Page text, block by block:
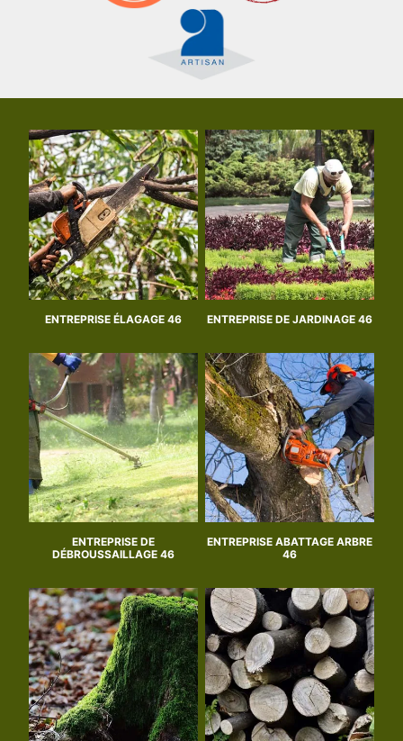
ENTREPRISE ÉLAGAGE 46 ENTREPRISE DE JARDINAGE 46
ENTREPRISE DE
DÉBROUSSAILLAGE 46
ENTREPRISE ABATTAGE ARBRE
46